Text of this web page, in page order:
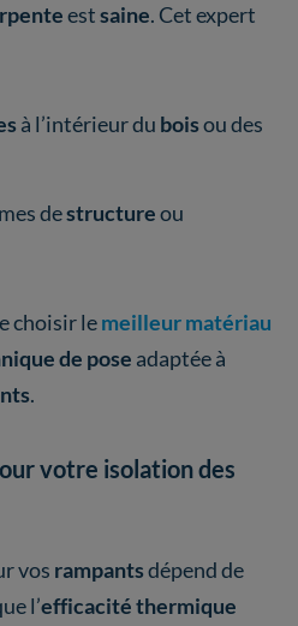
estsaine. Cet expert
à l’intérieur du boisou des
destructureou
choisir lemeilleur matériau
de pose adaptée à
.
votre isolation des
vos rampantsdépend de
l’efficacitéthermique